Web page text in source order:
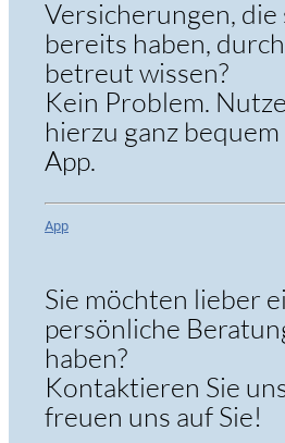
Versicherungen, die
bereits haben,
betreut wissen?
Kein Problem.
hierzu ganz
App.
App
Sie möchten lieber
persönliche
haben?
Kontaktieren Sie
freuen uns auf Sie!